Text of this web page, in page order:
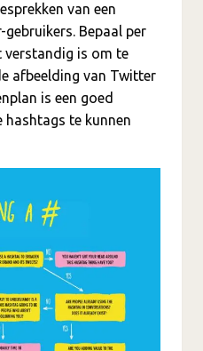
van een
Bepaal per
verstandig is om te
afbeelding van Twitter
is een goed
te kunnen